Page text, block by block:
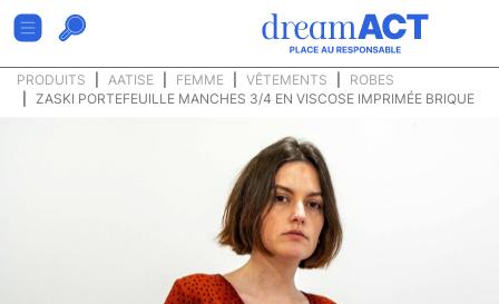
PRODUITS AATISE FEMME VÊTEMENTS
ROBES
ZASKI PORTEFEUILLE MANCHES 3/4 EN VISCOSE IMPRIMÉE BRIQUE